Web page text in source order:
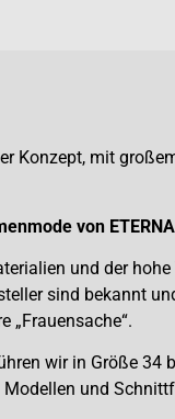
Konzept, mit
von
und der
sind bekannt
„Frauensache“.
wir in Größe 34
und